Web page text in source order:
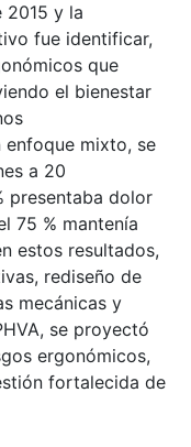
2015 y la
fue identificar,
que
el bienestar
enfoque mixto, se
a 20
presentaba dolor
75 % mantenía
estos resultados,
rediseño de
mecánicas y
se proyectó
ergonómicos,
fortalecida de